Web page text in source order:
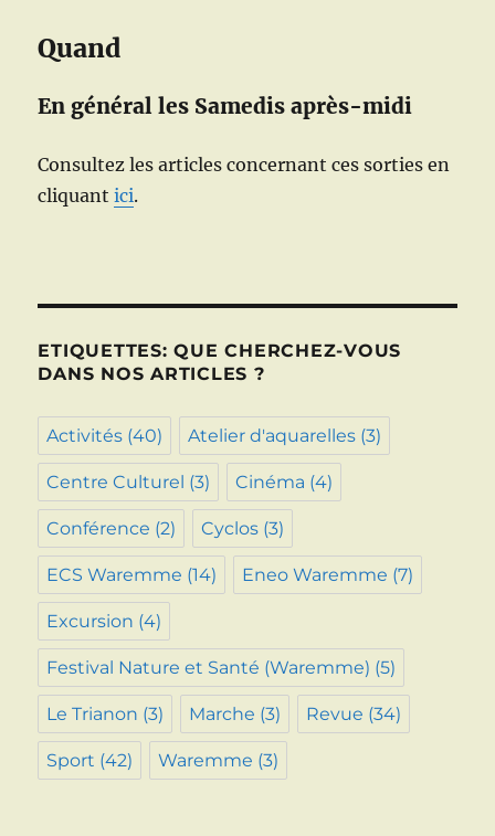
Quand
En général les Samedis après-midi
Consultez les articles concernant ces sorties en
cliquantici.
ETIQUETTES: QUE CHERCHEZ-VOUS
DANS NOS ARTICLES ?
Activités (40) Atelier d'aquarelles (3)
Centre Culturel (3) Cinéma (4)
Conférence (2) Cyclos (3)
ECS Waremme (14) Eneo Waremme (7)
Excursion (4)
Festival Nature et Santé (Waremme) (5)
Le Trianon (3) Marche (3) Revue (34)
Sport (42) Waremme (3)